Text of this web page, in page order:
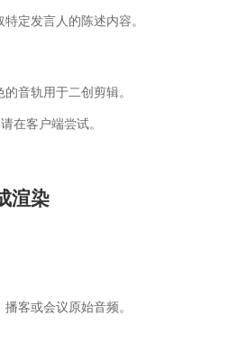
定发言人的陈述内容。
音轨用于二创剪辑。
在客户端尝试。
渲染
客或会议原始音频。